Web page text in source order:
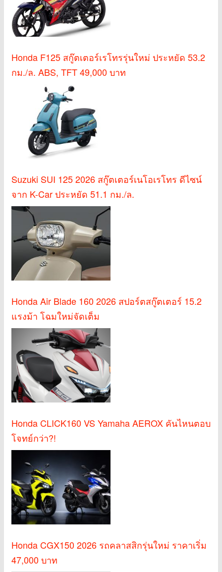
Honda F125 สกู๊ตเตอร์เรโทรรุ่นใหม่ ประหยัด 53.2
กม./ล. ABS, TFT 49,000 บาท
Suzuki SUI 125 2026 สกู๊ตเตอร์เนโอเรโทร ดีไซน์
จาก K-Car ประหยัด 51.1 กม./ล.
Honda Air Blade 160 2026 สปอร์ตสกู๊ตเตอร์ 15.2
แรงม้า โฉมใหม่จัดเต็ม
Honda CLICK160 VS Yamaha AEROX คันไหนตอบ
โจทย์กว่า?!
Honda CGX150 2026 รถคลาสสิกรุ่นใหม่ ราคาเริ่ม
47,000 บาท